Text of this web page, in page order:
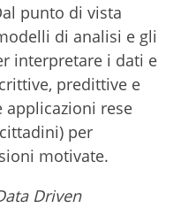
punto di vista
di analisi e gli
interpretare i dati e
predittive e
applicazioni rese
per
motivate.
Driven